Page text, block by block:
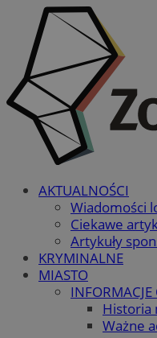
AKTUALNOŚCI
Wiadomości
Ciekawe
Artykuły
KRYMINALNE
MIASTO
INFORMACJE
Historia
Ważne